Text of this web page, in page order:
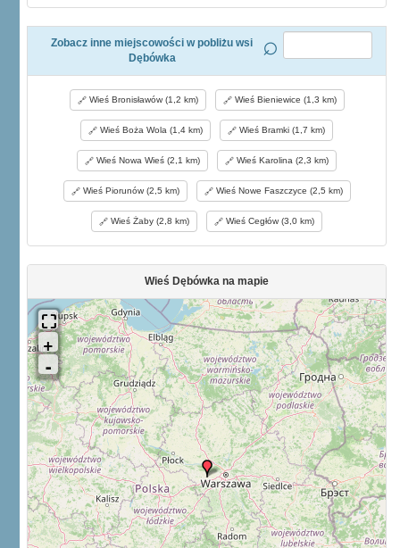
Zobacz inne miejscowości w pobliżu wsi
Dębówka
Wieś Bronisławów (1,2 km) Wieś Bieniewice (1,3 km)
Wieś Boża Wola (1,4 km) Wieś Bramki (1,7 km)
Wieś Nowa Wieś (2,1 km) Wieś Karolina (2,3 km)
Wieś Piorunów (2,5 km) Wieś Nowe Faszczyce (2,5 km)
Wieś Żaby (2,8 km) Wieś Cegłów (3,0 km)
Wieś Dębówka na mapie